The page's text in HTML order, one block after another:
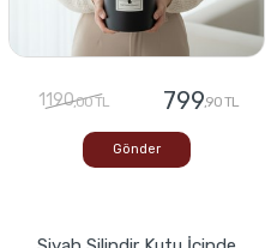
1190,00 TL 799,90 TL
Gönder